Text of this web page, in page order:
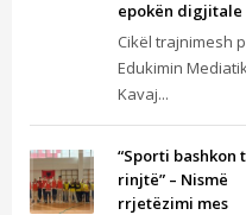
epokën digjitale
Cikël trajnimesh
Edukimin
Kavaj...
“Sporti bashkon
rinjtë” – Nismë
rrjetëzimi mes